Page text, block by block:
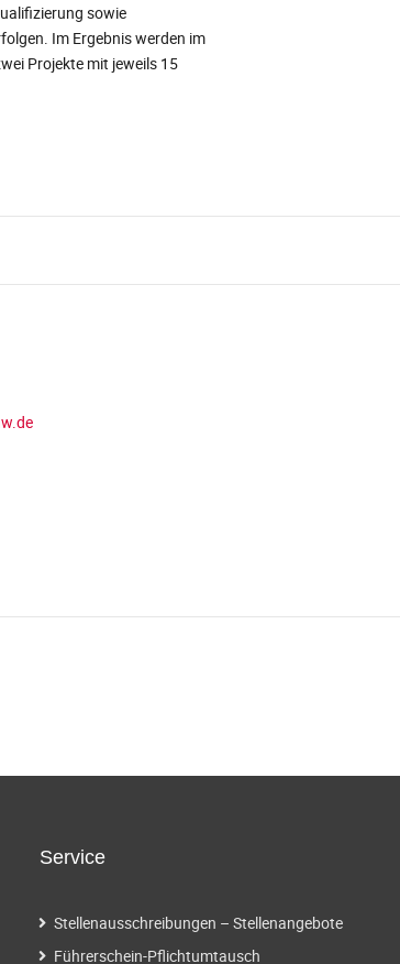
sowie
Im Ergebnis werden im
Projekte mit jeweils 15
Service
Stellenausschreibungen – Stellenangebote
Führerschein-Pflichtumtausch